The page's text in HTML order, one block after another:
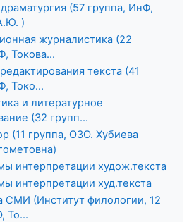
драматургия (57 группа, ИнФ,
)
журналистика (22
Токова...
текста (41
Токо...
и литературное
(32 групп...
(11 группа, ОЗО. Хубиева
интерпретации худож.текста
интерпретации худ.текста
СМИ (Институт филологии, 12
То...